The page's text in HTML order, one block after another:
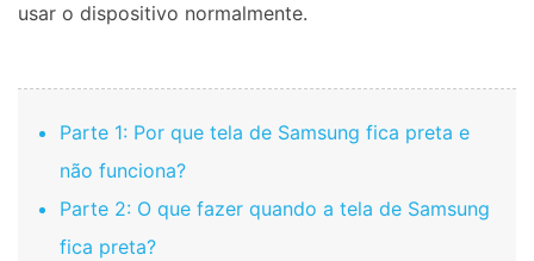
usar o dispositivo normalmente.
Parte 1: Por que tela de Samsung fica preta e
não funciona?
Parte 2: O que fazer quando a tela de Samsung
fica preta?